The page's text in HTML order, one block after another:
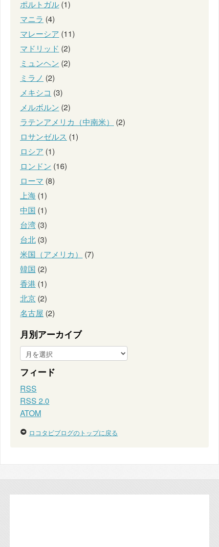
ポルトガル (1)
マニラ (4)
マレーシア (11)
マドリッド (2)
ミュンヘン (2)
ミラノ (2)
メキシコ (3)
メルボルン (2)
ラテンアメリカ（中南米）
(2)
ロサンゼルス (1)
ロシア (1)
ロンドン (16)
ローマ (8)
上海 (1)
中国 (1)
台湾 (3)
台北 (3)
米国（アメリカ）
(7)
韓国 (2)
香港 (1)
北京 (2)
名古屋 (2)
月別アーカイブ
フィード
RSS
RSS 2.0
ATOM
ロコタビブログのトップに戻る